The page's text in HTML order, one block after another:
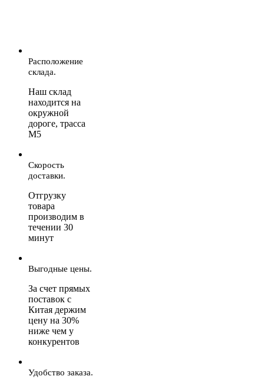
Расположение
склада.
Наш склад
находится на
окружной
дороге, трасса
М5
Скорость
доставки.
Отгрузку
товара
производим в
течении 30
минут
Выгодные цены.
За счет прямых
поставок с
Китая держим
цену на 30%
ниже чем у
конкурентов
Удобство заказа.